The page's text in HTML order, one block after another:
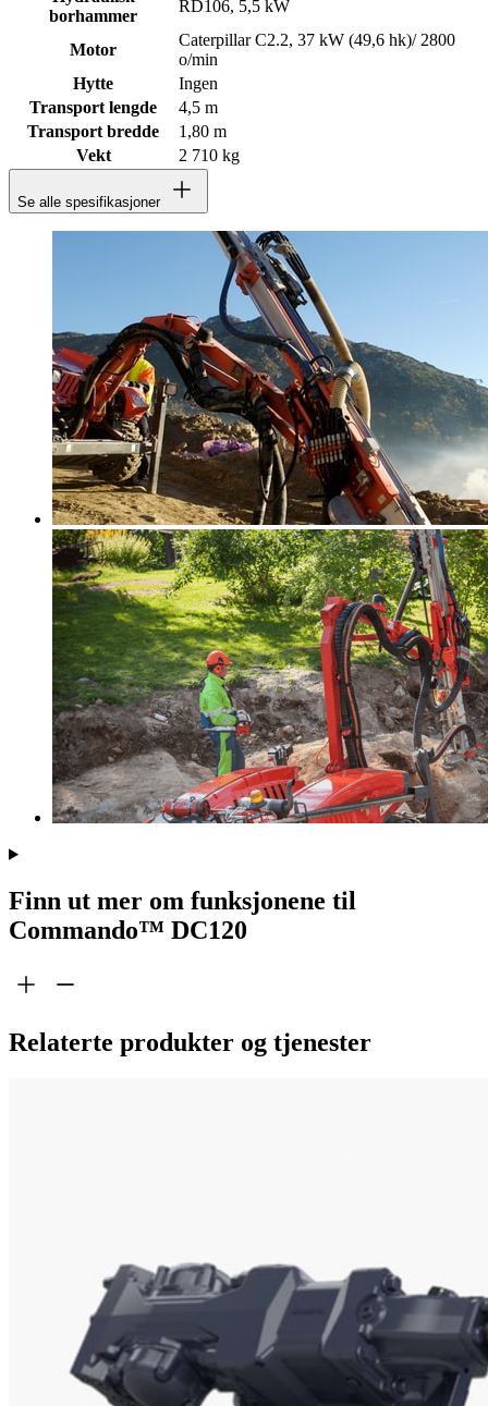
borhammer
RD106, 5,5 kW
Motor
Caterpillar C2.2, 37 kW (49,6 hk)/ 2800
o/min
Hytte
Ingen
Transport lengde
4,5 m
Transport bredde
1,80 m
Vekt
2 710 kg
Se alle spesifikasjoner
Finn ut mer om funksjonene til
Commando™ DC120
Relaterte produkter og tjenester